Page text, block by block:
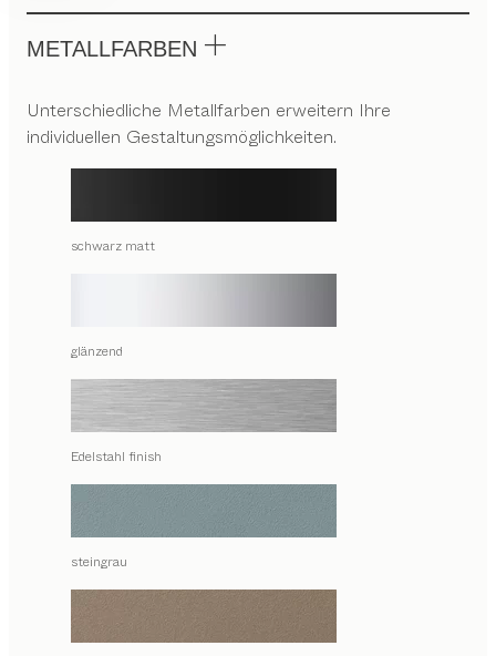
METALLFARBEN
Unterschiedliche Metallfarben erweitern Ihre
individuellen Gestaltungsmöglichkeiten.
schwarz matt
glänzend
Edelstahl finish
steingrau